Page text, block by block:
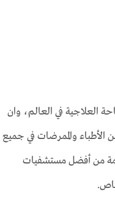
العلاجية في العالم، وان
والممرضات في جميع
من أفضل مستشفيات